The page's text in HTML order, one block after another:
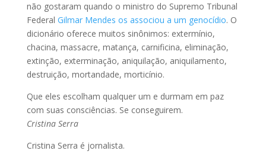
não gostaram quando o ministro do Supremo Tribunal
Federal Gilmar Mendes os associou a um genocídio. O
dicionário oferece muitos sinônimos: extermínio,
chacina, massacre, matança, carnificina, eliminação,
extinção, exterminação, aniquilação, aniquilamento,
destruição, mortandade, morticínio.
Que eles escolham qualquer um e durmam em paz
com suas consciências. Se conseguirem.
Cristina Serra
Cristina Serra é jornalista.